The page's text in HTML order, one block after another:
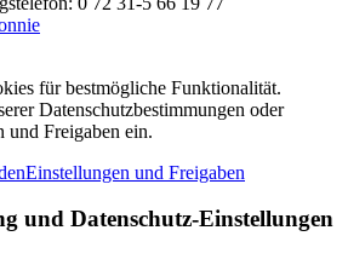
für bestmögliche Funktionalität.
Datenschutzbestimmungen oder
und Freigaben ein.
Einstellungen und Freigaben
und Datenschutz-Einstellungen